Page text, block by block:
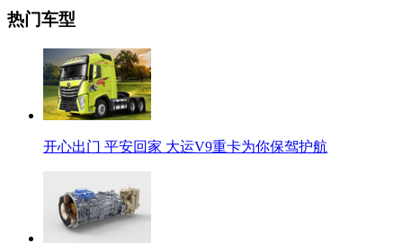
热门车型
开心出门 平安回家 大运V9重卡为你保驾护航